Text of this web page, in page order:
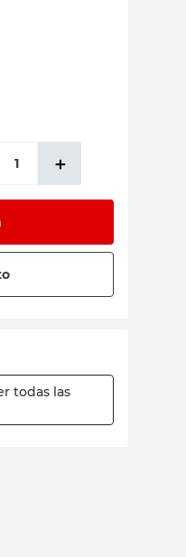
＋
todas las